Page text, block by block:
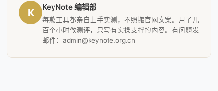
K KeyNote 编辑部
每款工具都亲自上手实测，不照搬官网文案。用了几
百个小时做测评，只写有实操支撑的内容。有问题发
邮件：admin@keynote.org.cn